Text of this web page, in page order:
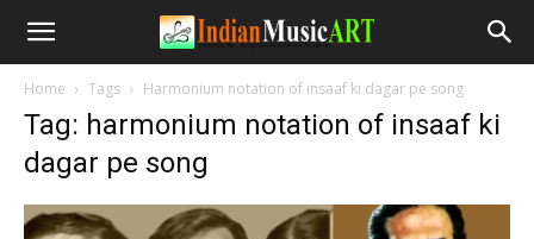
Home Tags Harmonium notation of insaaf ki dagar pe song
Tag: harmonium notation of insaaf ki
dagar pe song